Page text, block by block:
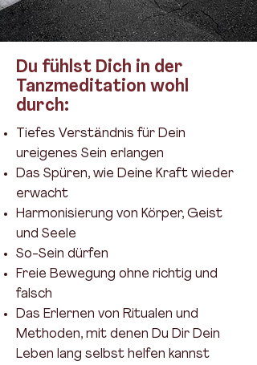
Du fühlst Dich in der
Tanzmeditation wohl
durch:
Tiefes Verständnis für Dein
ureigenes Sein erlangen
Das Spüren, wie Deine Kraft wieder
erwacht
Harmonisierung von Körper, Geist
und Seele
So-Sein dürfen
Freie Bewegung ohne richtig und
falsch
Das Erlernen von Ritualen und
Methoden, mit denen Du Dir Dein
Leben lang selbst helfen kannst